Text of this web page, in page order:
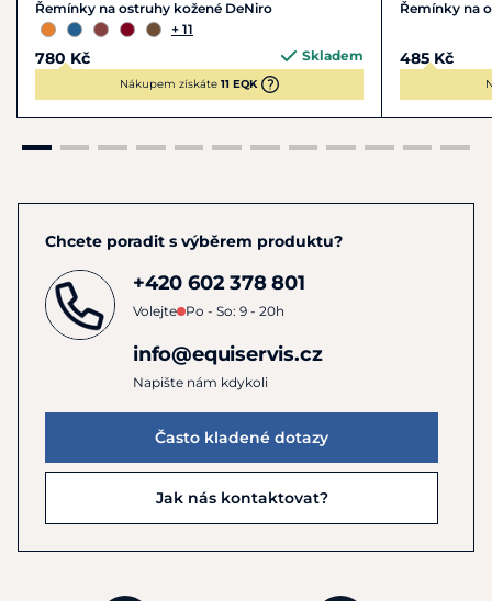
Řemínky na ostruhy kožené DeNiro
+ 11
780 Kč Skladem
Nákupem získáte 11 EQK
Řemínky na
485 Kč
Chcete poradit s výběrem produktu?
+420 602 378 801
Volejte Po - So: 9 - 20h
info@equiservis.cz
Napište nám kdykoli
Často kladené dotazy
Jak nás kontaktovat?